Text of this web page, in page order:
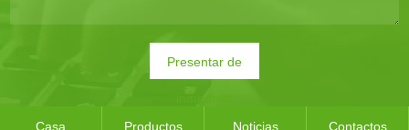
Presentar de
Casa
Productos Noticias Contactos